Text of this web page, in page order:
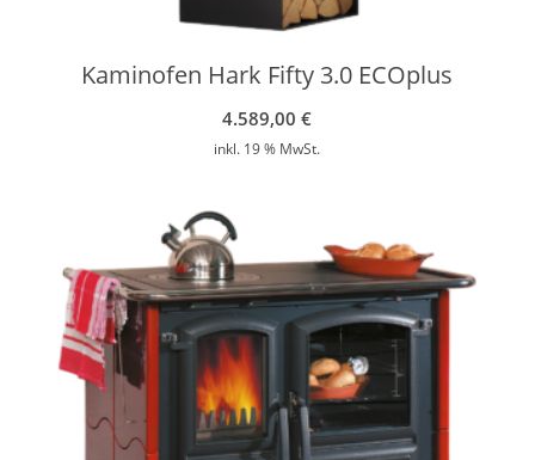
Kaminofen Hark Fifty 3.0 ECOplus
4.589,00€
inkl. 19 % MwSt.